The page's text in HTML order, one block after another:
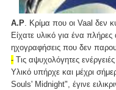
Α.Ρ . Κρίμα που οι Vaal δεν
Είχατε υλικό για ένα
ηχογραφήσεις που δεν
- Τις αψυχολόγητες
Υλικό υπήρχε και μέχρι
Souls' Midnight", έγινε